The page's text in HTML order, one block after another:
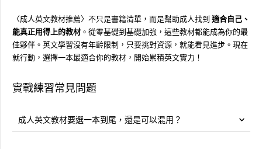
〈成人英文教材推薦〉不只是書籍清單，而是幫助成人找到 適合自己、
能真正用得上的教材 。從零基礎到基礎加強，這些教材都能成為你的最
佳夥伴。英文學習沒有年齡限制，只要挑對資源，就能看見進步。現在
就行動，選擇一本最適合你的教材，開始累積英文實力！
實戰練習常見問題
成人英文教材要選一本到尾，還是可以混用？